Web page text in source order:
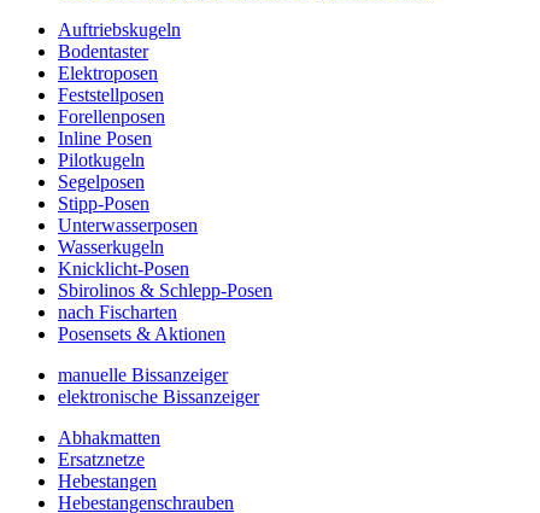
Auftriebskugeln
Bodentaster
Elektroposen
Feststellposen
Forellenposen
Inline Posen
Pilotkugeln
Segelposen
Stipp-Posen
Unterwasserposen
Wasserkugeln
Knicklicht-Posen
Sbirolinos & Schlepp-Posen
nach Fischarten
Posensets & Aktionen
manuelle Bissanzeiger
elektronische Bissanzeiger
Abhakmatten
Ersatznetze
Hebestangen
Hebestangenschrauben